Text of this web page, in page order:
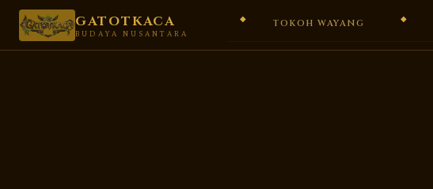
GATOTKACA
BUDAYA NUSANTARA
TOKOH WAYANG